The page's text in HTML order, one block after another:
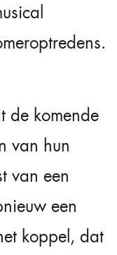
de komende
van hun
van een
een
koppel, dat